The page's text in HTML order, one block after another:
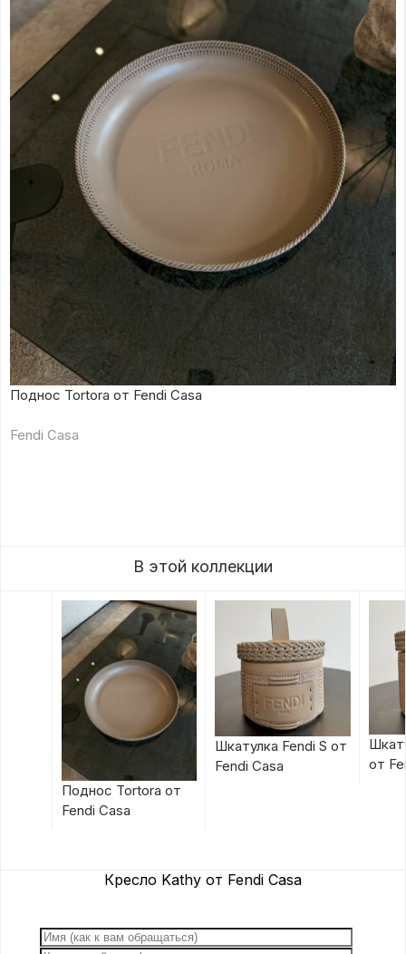
Поднос Tortora от Fendi Casa
Fendi Casa
В этой коллекции
Поднос Tortora от
Fendi Casa
Шкатулка Fendi S от
Fendi Casa
от
Кресло Kathy от Fendi Casa